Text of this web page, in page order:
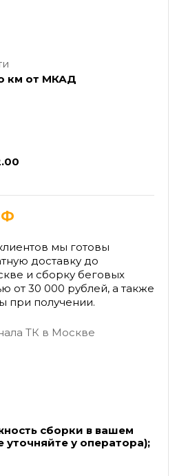
км от МКАД
мы готовы
доставку до
и сборку беговых
от 30 000 рублей, а также
при получении.
ТК в Москве
сборки в вашем
уточняйте у оператора);